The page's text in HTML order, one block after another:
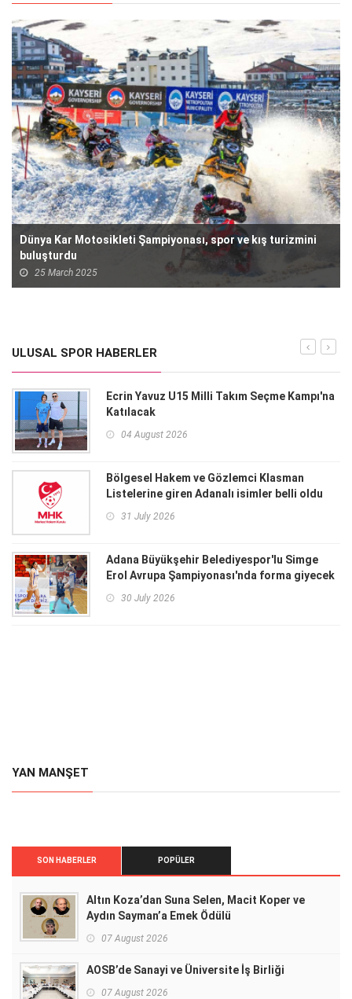
Dünya Kar Motosikleti Şampiyonası, spor ve kış turizmini
buluşturdu
25 March 2025
ULUSAL SPOR HABERLER
Ecrin Yavuz U15 Milli Takım Seçme Kampı'na
Katılacak
04 August 2026
Bölgesel Hakem ve Gözlemci Klasman
Listelerine giren Adanalı isimler belli oldu
31 July 2026
Adana Büyükşehir Belediyespor'lu Simge
Erol Avrupa Şampiyonası'nda forma giyecek
30 July 2026
YAN MANŞET
SON HABERLER POPÜLER
Altın Koza’dan Suna Selen, Macit Koper ve
Aydın Sayman’a Emek Ödülü
07 August 2026
AOSB’de Sanayi ve Üniversite İş Birliği
07 August 2026